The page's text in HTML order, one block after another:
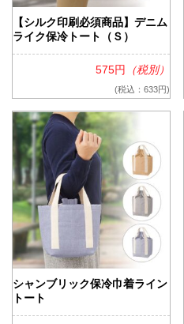
【シルク印刷必須商品】デニム
ライク保冷トート（Ｓ）
575円 （税別）
(税込：633円)
シャンブリック保冷巾着ライン
トート